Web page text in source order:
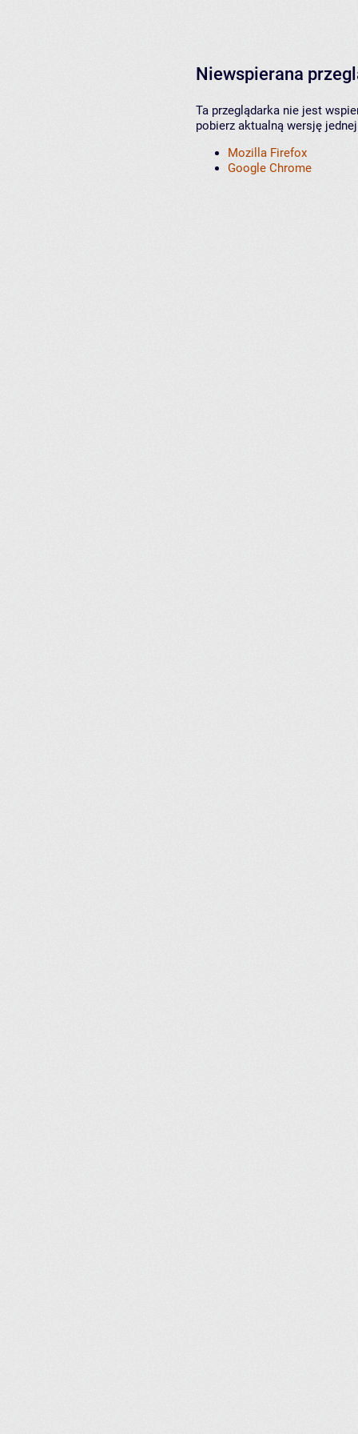
Niewspierana
Ta przeglądarka nie jest
pobierz aktualną wersję
Mozilla Firefox
Google Chrome